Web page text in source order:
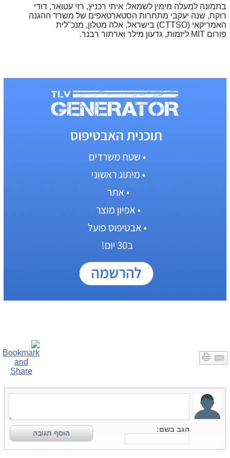
בתמונה למעלה מימין לשמאל: איתי רכניץ, רזי עטואר, דודי
רוקח, שנה יעקבי מתחרות הסטארטאפים של משרד ההגנה
האמריקאי (CTTSO) בישראל, אלה מטלון, מנכ"לית
פורום MIT ליזמות, גדעון מילר וארתור רבנר.